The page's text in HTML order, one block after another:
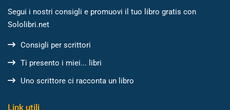
Segui i nostri consigli e promuovi il tuo libro gratis con
Sololibri.net
Consigli per scrittori
Ti presento i miei... libri
Uno scrittore ci racconta un libro
Link utili